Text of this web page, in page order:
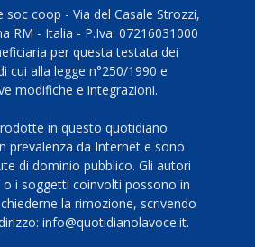
soc coop - Via del Casale Strozzi,
RM - Italia - P.Iva: 07216031000
per questa testata dei
cui alla legge n°250/1990 e
modifiche e integrazioni.
in questo quotidiano
prevalenza da Internet e sono
di dominio pubblico. Gli autori
o i soggetti coinvolti possono in
la rimozione, scrivendo
info@quotidianolavoce.it.